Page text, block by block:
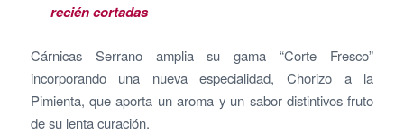
recién cortadas
Cárnicas Serrano amplia su gama “Corte Fresco”
incorporando una nueva especialidad, Chorizo a la
Pimienta, que aporta un aroma y un sabor distintivos fruto
de su lenta curación.